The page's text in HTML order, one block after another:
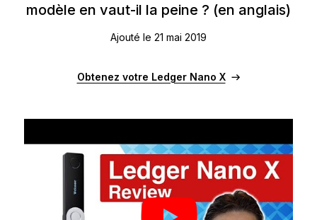
modèle en vaut-il la peine ? (en anglais)
Ajouté le 21 mai 2019
Obtenez votre Ledger Nano X